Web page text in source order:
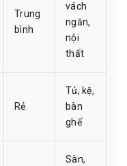
Trung
bình
vách
ngăn,
nội
thất
Rẻ
Tủ, kệ,
bàn
ghế
Sàn,